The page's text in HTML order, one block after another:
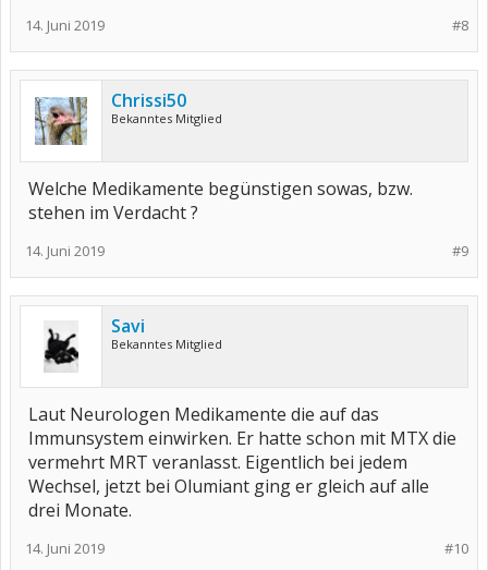
#8
14. Juni 2019
Chrissi50
Bekanntes Mitglied
Welche Medikamente begünstigen sowas, bzw.
stehen im Verdacht ?
#9
14. Juni 2019
Savi
Bekanntes Mitglied
Laut Neurologen Medikamente die auf das
Immunsystem einwirken. Er hatte schon mit MTX die
vermehrt MRT veranlasst. Eigentlich bei jedem
Wechsel, jetzt bei Olumiant ging er gleich auf alle
drei Monate.
#10
14. Juni 2019